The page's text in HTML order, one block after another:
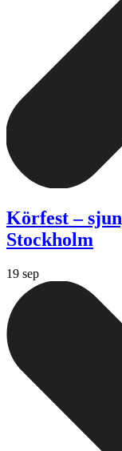
Körfest –
Stockholm
19 sep